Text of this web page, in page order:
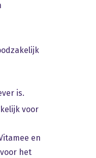
is.
voor
en
het